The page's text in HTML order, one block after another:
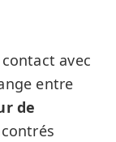
avec
entre
de